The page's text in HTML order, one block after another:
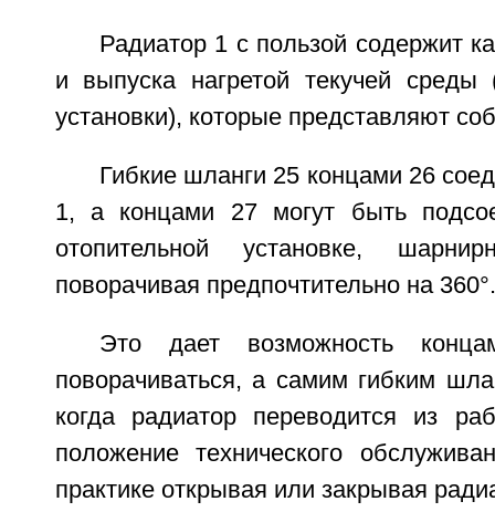
Радиатор 1 с пользой содержит
и выпуска нагретой текучей среды
установки), которые представляют
Гибкие шланги 25 концами 26
1, а концами 27 могут быть
отопительной установке,
поворачивая предпочтительно на 360°.
Это дает возможность
поворачиваться, а самим гибким
когда радиатор переводится из
положение технического
практике открывая или закрывая